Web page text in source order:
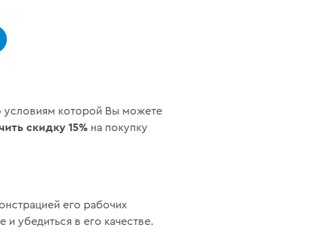
условиям которой Вы можете
скидку 15% на покупку
его рабочих
убедиться в его качестве.